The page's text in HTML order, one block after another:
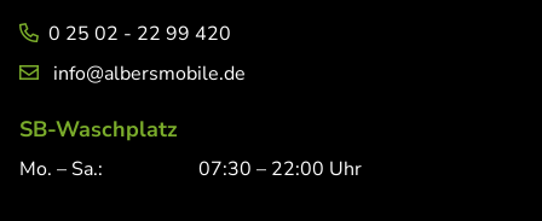
0 25 02 - 22 99 420
info@albersmobile.de
SB-Waschplatz
Mo. – Sa.: 07:30 – 22:00 Uhr